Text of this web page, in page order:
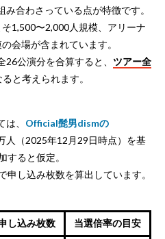
合わさっている点が特徴です。
1,500〜2,000人規模、アリーナ
会場が含まれています。
公演分を合算すると、 ツアー全
ると考えられます。
、 Official髭男dismの
人（2025年12月29日時点）を基
すると仮定。
し込み枚数を算出しています。
し込み枚数 当選倍率の目安